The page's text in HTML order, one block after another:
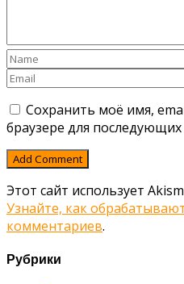
Сохранить моё имя,
браузере для
Этот сайт использует
Узнайте, как
комментариев.
Рубрики